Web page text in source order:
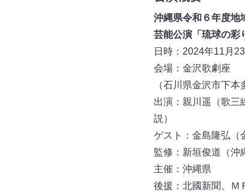
沖縄県令和６年度地
芸能公演「琉球の彩
日時：2024年11月
会場：金沢歌劇座
（石川県金沢市下本
出演：親川遥（歌三
説）
ゲスト：金島隆弘（
監修：新垣俊道（沖
主催：沖縄県
後援：北國新聞、Ｍ